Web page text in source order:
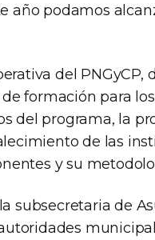
año podamos
del PNGyCP,
formación para
del programa, la
de las
y su
subsecretaria de